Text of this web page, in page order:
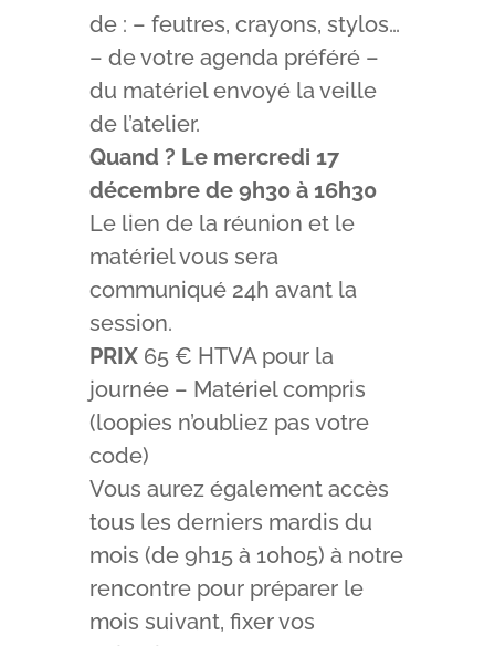
de : – feutres, crayons, stylos…
– de votre agenda préféré –
du matériel envoyé la veille
de l’atelier.
Quand ? Le mercredi 17
décembre de 9h30 à 16h30
Le lien de la réunion et le
matériel vous sera
communiqué 24h avant la
session.
PRIX 65 € HTVA pour la
journée – Matériel compris
(loopies n’oubliez pas votre
code)
Vous aurez également accès
tous les derniers mardis du
mois (de 9h15 à 10h05) à notre
rencontre pour préparer le
mois suivant, fixer vos